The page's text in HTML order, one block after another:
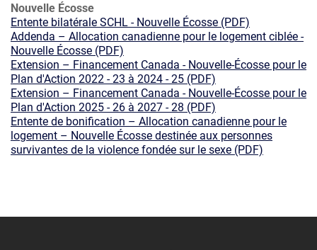
Nouvelle Écosse
Entente bilatérale SCHL - Nouvelle Écosse (PDF)
Addenda – Allocation canadienne pour le logement ciblée -
Nouvelle Écosse (PDF)
Extension – Financement Canada - Nouvelle-Écosse pour le
Plan d'Action 2022 - 23 à 2024 - 25 (PDF)
Extension – Financement Canada - Nouvelle-Écosse pour le
Plan d'Action 2025 - 26 à 2027 - 28 (PDF)
Entente de bonification – Allocation canadienne pour le
logement – Nouvelle Écosse destinée aux personnes
survivantes de la violence fondée sur le sexe (PDF)